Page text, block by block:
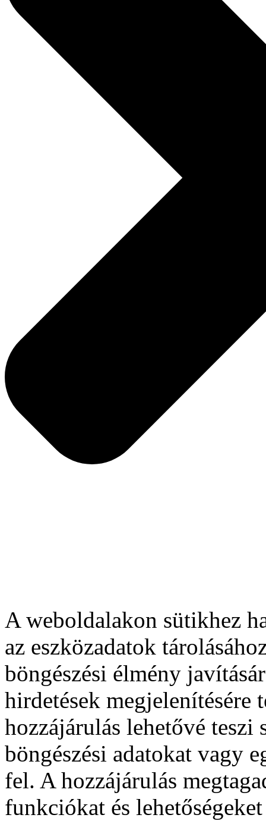
A weboldalakon sütikhez
az eszközadatok
böngészési élmény
hirdetések megjelenítésére
hozzájárulás lehetővé
böngészési adatokat vagy
fel. A hozzájárulás
funkciókat és